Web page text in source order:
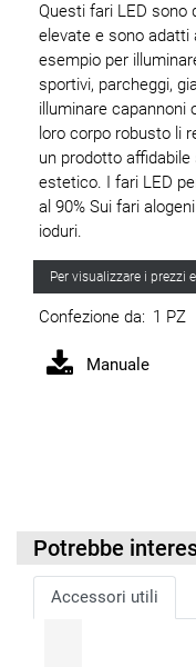
Questi fari LED sono
elevate e sono adatti
esempio per
sportivi, parcheggi,
illuminare capannoni
loro corpo robusto li
un prodotto
estetico. I fari LED
al 90% Sui fari
ioduri.
Per visualizzare i prezzi
Confezione da: 1 PZ
Manuale
Potrebbe
Accessori utili